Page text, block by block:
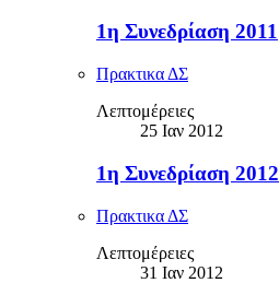
1η Συνεδρίαση 2011
Πρακτικα ΔΣ
Λεπτομέρειες
25 Ιαν 2012
1η Συνεδρίαση 2012
Πρακτικα ΔΣ
Λεπτομέρειες
31 Ιαν 2012